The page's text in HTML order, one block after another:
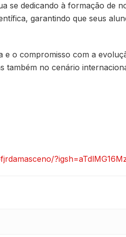
se dedicando à formação de
garantindo que seus
e o compromisso com a
também no cenário